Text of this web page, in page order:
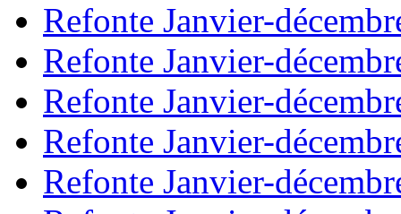
Refonte Janvier-
Refonte Janvier-
Refonte Janvier-
Refonte Janvier-
Refonte Janvier-